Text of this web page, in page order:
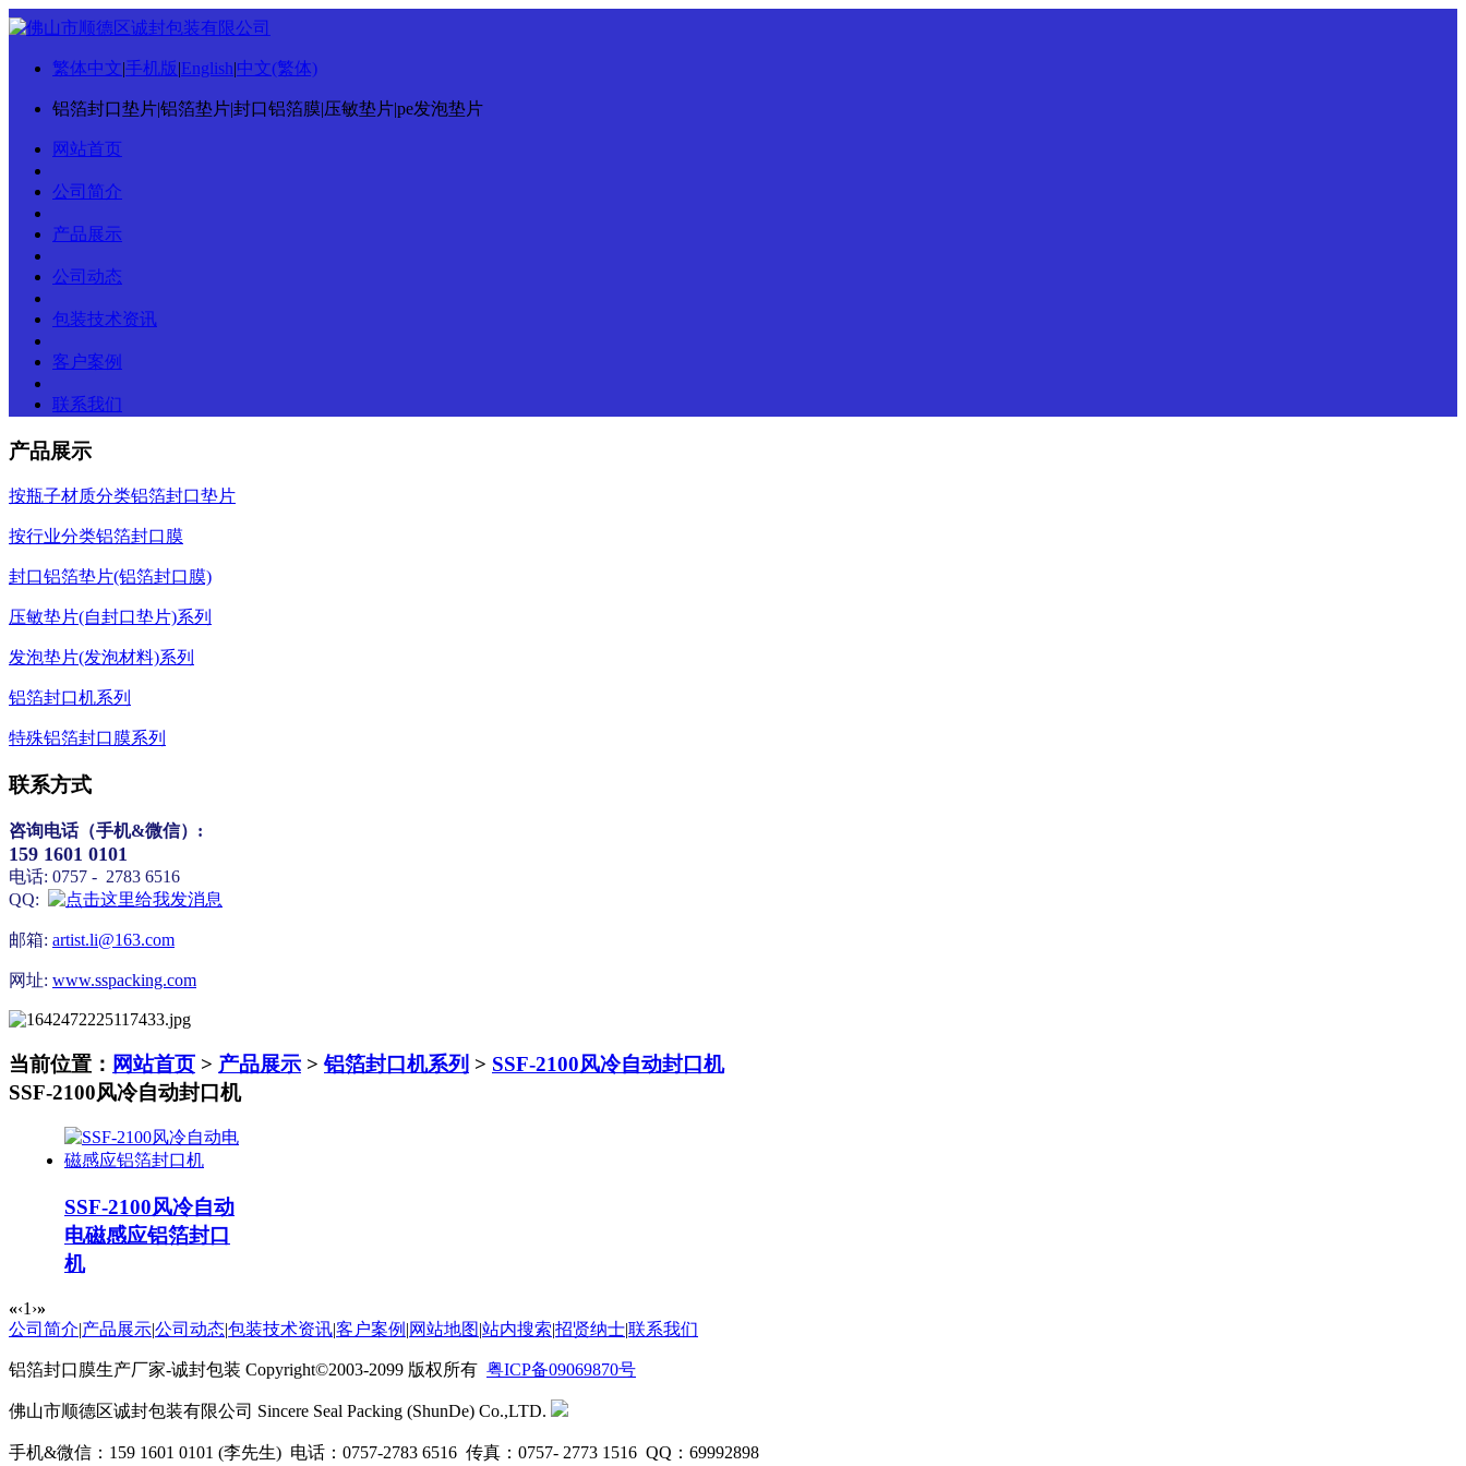
繁体中文|手机版|English|中文(繁体)
铝箔封口垫片|铝箔垫片|封口铝箔膜|压敏垫片|pe发泡垫片
网站首页
公司简介
产品展示
公司动态
包装技术资讯
客户案例
联系我们
产品展示
按瓶子材质分类铝箔封口垫片
按行业分类铝箔封口膜
封口铝箔垫片(铝箔封口膜)
压敏垫片(自封口垫片)系列
发泡垫片(发泡材料)系列
铝箔封口机系列
特殊铝箔封口膜系列
联系方式
咨询电话（手机&微信） :
159 1601 0101
电话: 0757 - 2783 6516
QQ:
邮箱: artist.li@163.com
网址: www.sspacking.com
当前位置： 网站首页 > 产品展示 >铝箔封口机系列 > SSF-2100风冷自动封口机
SSF-2100风冷自动封口机
SSF-2100风冷自动
电磁感应铝箔封口
机
«‹1 ›»
公司简介|产品展示|公司动态|包装技术资讯|客户案例 |网站地图|站内搜索|招贤纳士|联系我们
铝箔封口膜生产厂家-诚封包装 Copyright©2003-2099 版权所有 粤ICP备09069870号
佛山市顺德区诚封包装有限公司 Sincere Seal Packing (ShunDe) Co.,LTD.
手机&微信：159 1601 0101 (李先生) 电话：0757-2783 6516 传真：0757- 2773 1516 QQ：69992898